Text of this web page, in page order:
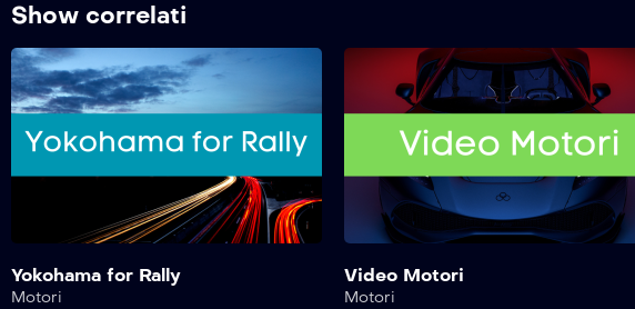
Show correlati
Yokohama for Rally
Motori
Video Motori
Motori